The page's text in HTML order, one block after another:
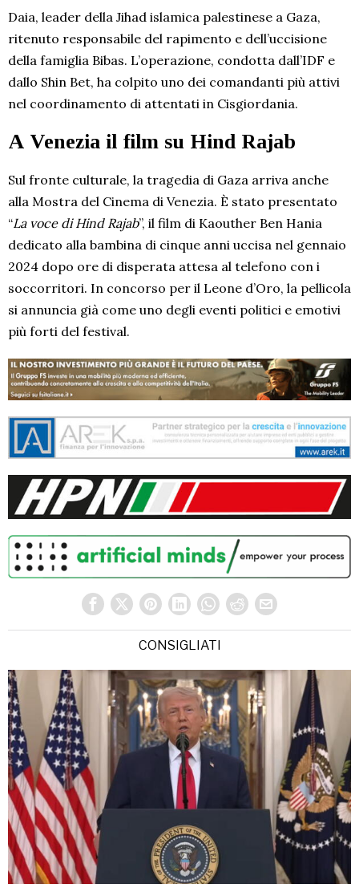
Daia, leader della Jihad islamica palestinese a Gaza,
ritenuto responsabile del rapimento e dell’uccisione
della famiglia Bibas. L’operazione, condotta dall’IDF e
dallo Shin Bet, ha colpito uno dei comandanti più attivi
nel coordinamento di attentati in Cisgiordania.
A Venezia il film su Hind Rajab
Sul fronte culturale, la tragedia di Gaza arriva anche
alla Mostra del Cinema di Venezia. È stato presentato
“La voce di Hind Rajab”, il film di Kaouther Ben Hania
dedicato alla bambina di cinque anni uccisa nel gennaio
2024 dopo ore di disperata attesa al telefono con i
soccorritori. In concorso per il Leone d’Oro, la pellicola
si annuncia già come uno degli eventi politici e emotivi
più forti del festival.
CONSIGLIATI